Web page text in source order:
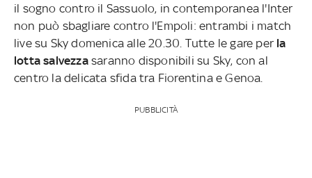
il sogno contro il Sassuolo, in contemporanea l'Inter
non può sbagliare contro l'Empoli: entrambi i match
live su Sky domenica alle 20.30. Tutte le gare per la
lotta salvezzasaranno disponibili su Sky, con al
centro la delicata sfida tra Fiorentina e Genoa.
PUBBLICITÀ